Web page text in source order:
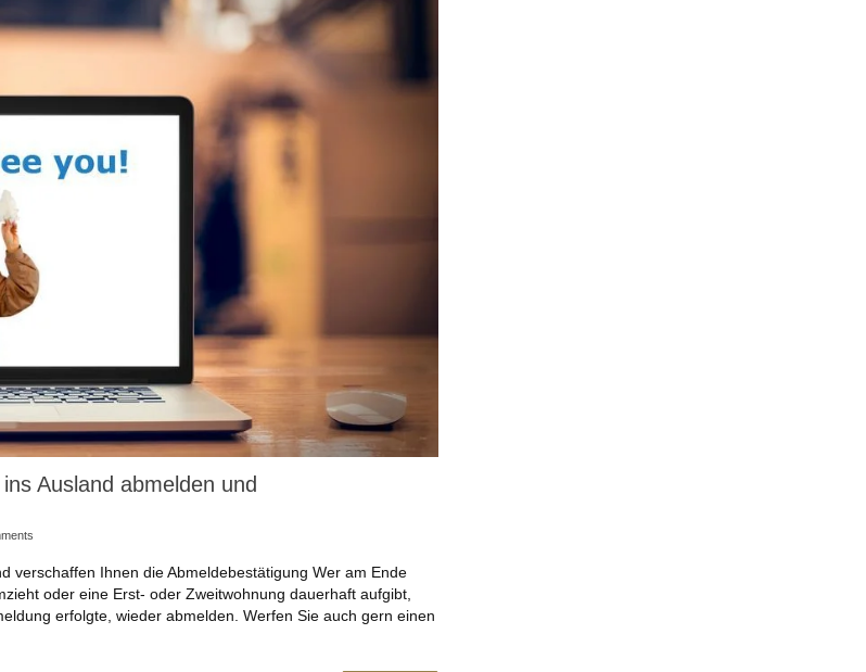
Ausland abmelden und
verschaffen Ihnen die Abmeldebestätigung Wer am Ende
oder eine Erst- oder Zweitwohnung dauerhaft aufgibt,
erfolgte, wieder abmelden. Werfen Sie auch gern einen